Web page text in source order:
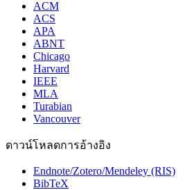
ACM
ACS
APA
ABNT
Chicago
Harvard
IEEE
MLA
Turabian
Vancouver
ดาวน์โหลดการอ้างอิง
Endnote/Zotero/Mendeley (RIS)
BibTeX